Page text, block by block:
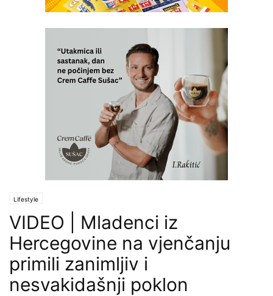
Lifestyle
VIDEO | Mladenci iz
Hercegovine na vjenčanju
primili zanimljiv i
nesvakidašnji poklon